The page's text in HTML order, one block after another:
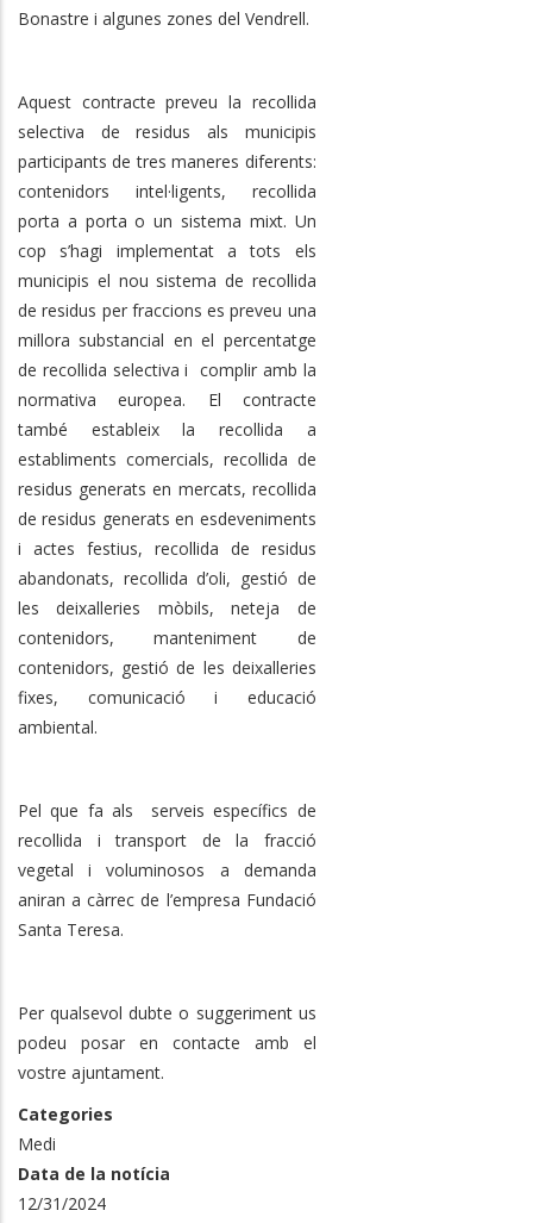
Bonastre i algunes zones del Vendrell.
Aquest contracte preveu la recollida
selectiva de residus als municipis
participants de tres maneres diferents:
contenidors intel·ligents, recollida
porta a porta o un sistema mixt. Un
cop s’hagi implementat a tots els
municipis el nou sistema de recollida
de residus per fraccions es preveu una
millora substancial en el percentatge
de recollida selectiva i complir amb la
normativa europea. El contracte
també estableix la recollida a
establiments comercials, recollida de
residus generats en mercats, recollida
de residus generats en esdeveniments
i actes festius, recollida de residus
abandonats, recollida d’oli, gestió de
les deixalleries mòbils, neteja de
contenidors, manteniment de
contenidors, gestió de les deixalleries
fixes, comunicació i educació
ambiental.
Pel que fa als serveis específics de
recollida i transport de la fracció
vegetal i voluminosos a demanda
aniran a càrrec de l’empresa Fundació
Santa Teresa.
Per qualsevol dubte o suggeriment us
podeu posar en contacte amb el
vostre ajuntament.
Categories
Medi
Data de la notícia
12/31/2024